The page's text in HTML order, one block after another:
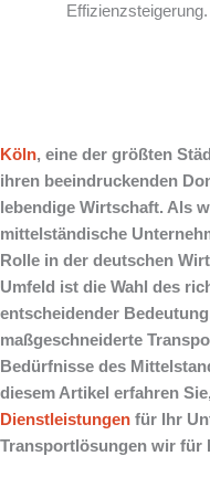
Effizienzsteigerung.
Köln, eine der größten
ihren beeindruckenden
lebendige Wirtschaft. Als
mittelständische
Rolle in der deutschen
Umfeld ist die Wahl des
entscheidender
maßgeschneiderte
Bedürfnisse des
diesem Artikel erfahren
Dienstleistungen für Ihr
Transportlösungen wir für